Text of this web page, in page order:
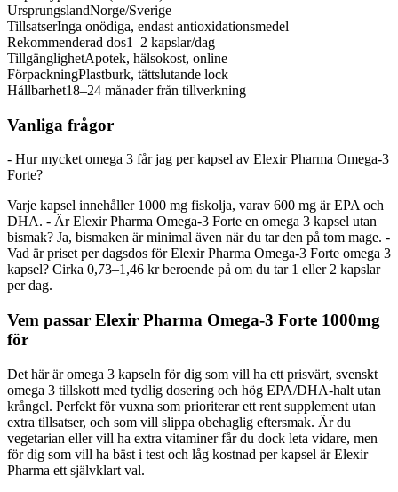
UrsprungslandNorge/Sverige
TillsatserInga onödiga, endast antioxidationsmedel
Rekommenderad dos1–2 kapslar/dag
TillgänglighetApotek, hälsokost, online
FörpackningPlastburk, tättslutande lock
Hållbarhet18–24 månader från tillverkning
Vanliga frågor
- Hur mycket omega 3 får jag per kapsel av Elexir Pharma Omega-3
Forte?
Varje kapsel innehåller 1000 mg fiskolja, varav 600 mg är EPA och
DHA. - Är Elexir Pharma Omega-3 Forte en omega 3 kapsel utan
bismak? Ja, bismaken är minimal även när du tar den på tom mage. -
Vad är priset per dagsdos för Elexir Pharma Omega-3 Forte omega 3
kapsel? Cirka 0,73–1,46 kr beroende på om du tar 1 eller 2 kapslar
per dag.
Vem passar Elexir Pharma Omega-3 Forte 1000mg
för
Det här är omega 3 kapseln för dig som vill ha ett prisvärt, svenskt
omega 3 tillskott med tydlig dosering och hög EPA/DHA-halt utan
krångel. Perfekt för vuxna som prioriterar ett rent supplement utan
extra tillsatser, och som vill slippa obehaglig eftersmak. Är du
vegetarian eller vill ha extra vitaminer får du dock leta vidare, men
för dig som vill ha bäst i test och låg kostnad per kapsel är Elexir
Pharma ett självklart val.